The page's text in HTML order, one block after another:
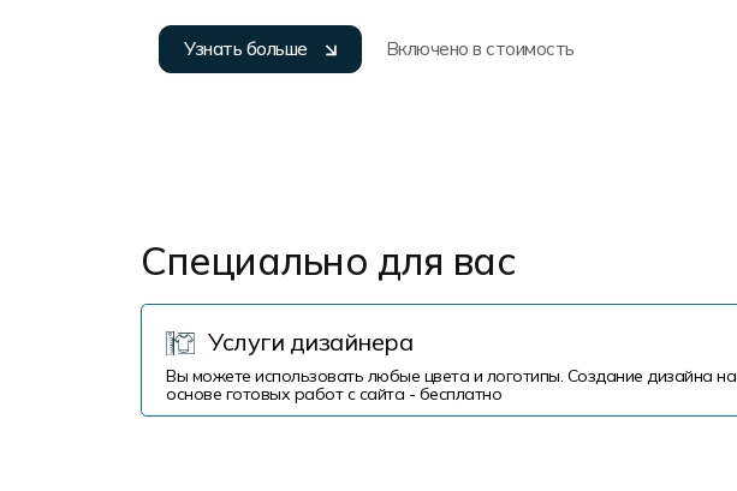
Узнать больше Включено в стоимость
Специально для вас
Услуги дизайнера
Вы можете использовать любые цвета и логотипы. Создание дизайна на
основе готовых работ с сайта - бесплатно